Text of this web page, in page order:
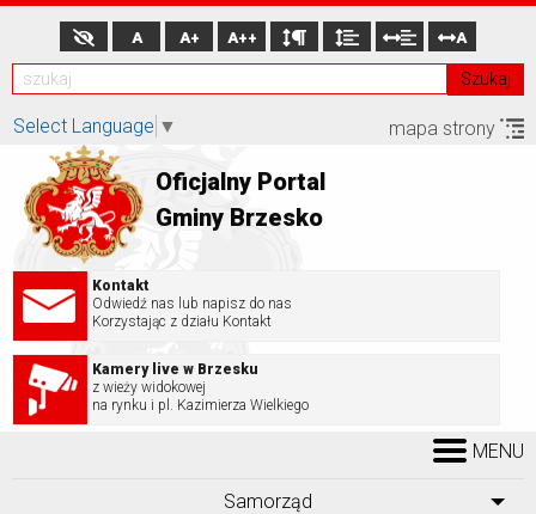
Szukaj
A A+ A++ A
Select Language ▼ mapa strony
Oficjalny Portal
Gminy Brzesko
Kontakt
Odwiedź nas lub napisz do nas
Korzystając z działu Kontakt
Kamery live w Brzesku
z wieży widokowej
na rynku i pl. Kazimierza Wielkiego
MENU
Samorząd